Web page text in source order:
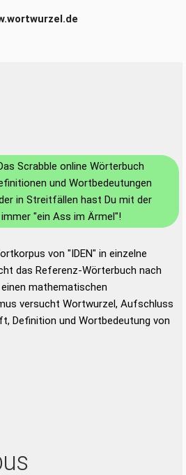
Scrabble online Wörterbuch
und Wortbedeutungen
in Streitfällen hast Du mit der
immer "ein Ass im Ärmel"!
von "IDEN" in einzelne
das Referenz-Wörterbuch nach
mathematischen
versucht Wortwurzel, Aufschluss
Definition und Wortbedeutung von